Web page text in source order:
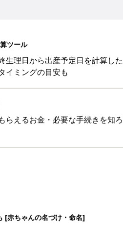
ツール
生理日から出産予定日を計算した
イミングの目安も
らえるお金・必要な手続きを知ろ
[赤ちゃんの名づけ・命名]